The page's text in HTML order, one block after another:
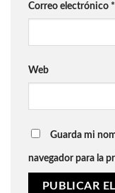
Correo electrónico *
Web
Guarda mi
navegador para la